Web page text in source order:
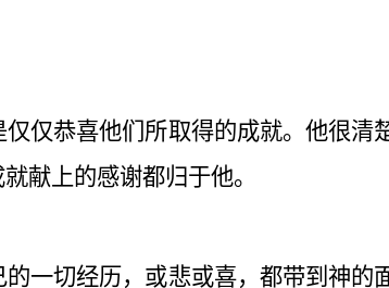
仅恭喜他们所取得的成就。他很清
献上的感谢都归于他。
一切经历，或悲或喜，都带到神的